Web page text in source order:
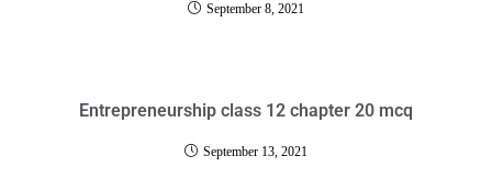
September 8, 2021
Entrepreneurship class 12 chapter 20 mcq
September 13, 2021